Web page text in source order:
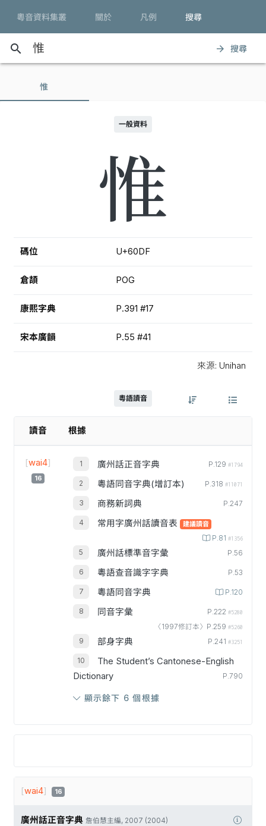
粵音資料集叢 關於 凡例 搜尋
search arrow_forward 搜尋
惟
一般資料
惟
碼位 U+60DF
倉頡 POG
康熙字典 P.391 #17
宋本廣韻 P.55 #41
來源: Unihan
粵語讀音
讀音 根據
[wai4]
16
廣州話正音字典 P.129 #1794
粵語同音字典(增訂本) P.318 #11071
商務新詞典 P.247
常用字廣州話讀音表 建議讀音
P.81 #1356
廣州話標準音字彙 P.56
粵語查音識字字典 P.53
粵語同音字典 P.120
同音字彙 P.222 #5280
〈1997修訂本〉P.259 #5260
部身字典 P.241 #3251
The Student’s Cantonese-English
Dictionary
P.790
顯示餘下 6 個根據
[wai4] 16
廣州話正音字典 詹伯慧主編, 2007 (2004)